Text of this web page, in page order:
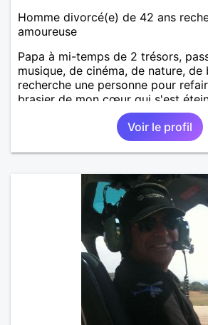
Homme divorcé(e) de 42 ans
amoureuse
Papa à mi-temps de 2 trésors,
musique, de cinéma, de nature, de
recherche une personne pour
brasier de mon cœur qui s'est
Voir le profil